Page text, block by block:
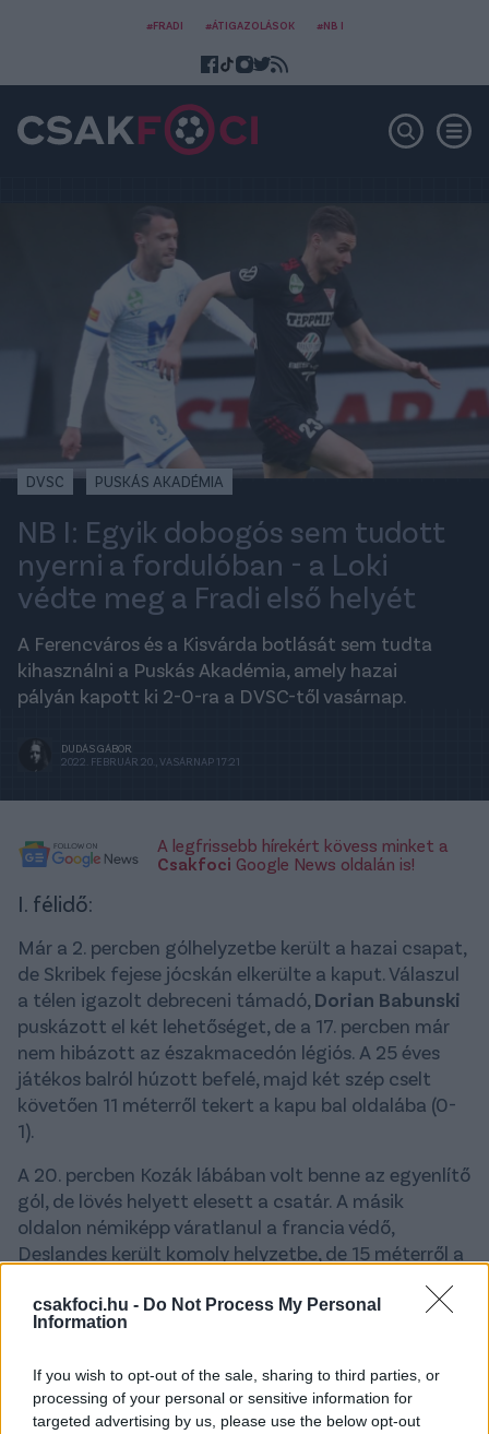
csakfoci.hu - Do Not Process My Personal
Information
If you wish to opt-out of the sale, sharing to third parties, or
processing of your personal or sensitive information for
targeted advertising by us, please use the below opt-out
#FRADI #ÁTIGAZOLÁSOK #NB I
DVSC PUSKÁS AKADÉMIA
NB I: Egyik dobogós sem tudott
nyerni a fordulóban - a Loki
védte meg a Fradi első helyét
A Ferencváros és a Kisvárda botlását sem tudta
kihasználni a Puskás Akadémia, amely hazai
pályán kapott ki 2-0-ra a DVSC-től vasárnap.
DUDÁS GÁBOR
2022. FEBRUÁR 20., VASÁRNAP 17:21
A legfrissebb hírekért kövess minket a
Csakfoci Google News oldalán is!
I. félidő:
Már a 2. percben gólhelyzetbe került a hazai csapat,
de Skribek fejese jócskán elkerülte a kaput. Válaszul
a télen igazolt debreceni támadó, Dorian Babunski
puskázott el két lehetőséget, de a 17. percben már
nem hibázott az északmacedón légiós. A 25 éves
játékos balról húzott befelé, majd két szép cselt
követően 11 méterről tekert a kapu bal oldalába (0-
1).
A 20. percben Kozák lábában volt benne az egyenlítő
gól, de lövés helyett elesett a csatár. A másik
oldalon némiképp váratlanul a francia védő,
Deslandes került komoly helyzetbe, de 15 méterről a
A játékrész második felében viszont már inkább a
veszélybe.
II. félidő: